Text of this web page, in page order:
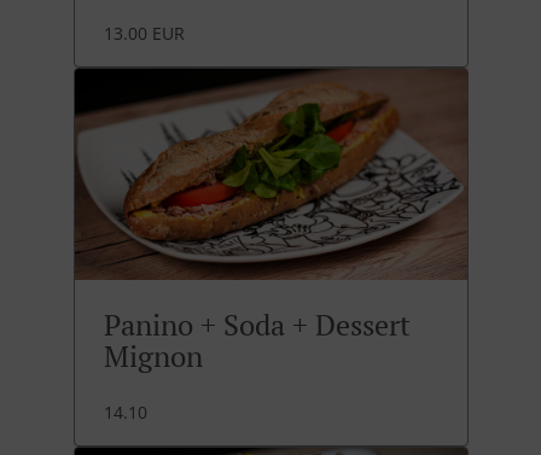
13.00 EUR
Panino + Soda + Dessert
Mignon
14.10